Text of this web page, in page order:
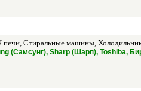
Стиральные машины,
(Самсунг), Sharp (Шарп), Toshiba,